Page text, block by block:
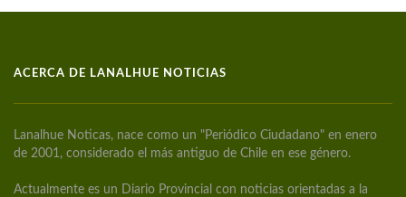
ACERCA DE LANALHUE NOTICIAS
Lanalhue Noticas, nace como un "Periódico Ciudadano" en enero
de 2001, considerado el más antiguo de Chile en ese género.
Actualmente es un Diario Provincial con noticias orientadas a la